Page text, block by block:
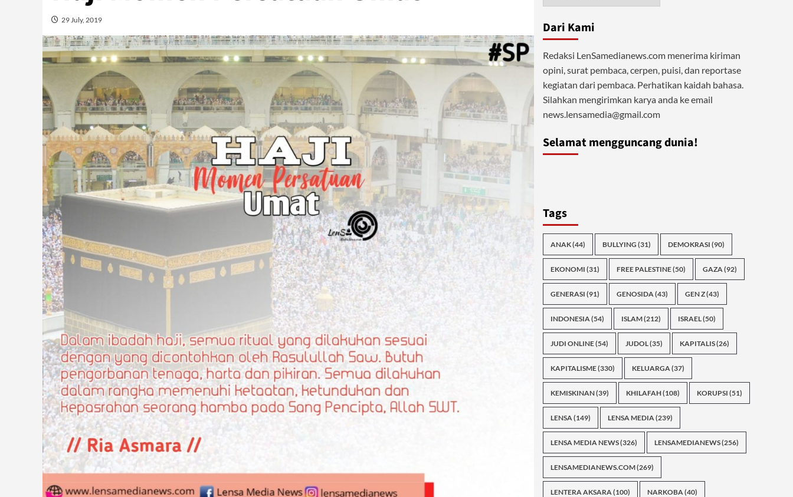
29 July, 2019 Dari Kami
Redaksi LenSamedianews.com menerima kiriman
opini, surat pembaca, cerpen, puisi, dan reportase
kegiatan dari pembaca. Perhatikan kaidah bahasa.
Silahkan mengirimkan karya anda ke email
news.lensamedia@gmail.com
Selamat mengguncang dunia!
Tags
ANAK(44) BULLYING (31) DEMOKRASI (90)
EKONOMI (31) FREE PALESTINE(50) GAZA(92)
GENERASI (91) GENOSIDA(43) GEN Z(43)
INDONESIA(54) ISLAM(212) ISRAEL(50)
JUDI ONLINE(54) JUDOL(35) KAPITALIS(26)
KAPITALISME(330) KELUARGA(37)
KEMISKINAN(39) KHILAFAH(108) KORUPSI (51)
LENSA(149) LENSA MEDIA(239)
LENSA MEDIA NEWS(326) LENSAMEDIANEWS(256)
LENSAMEDIANEWS.COM(269)
LENTERA AKSARA(100) NARKOBA(40)